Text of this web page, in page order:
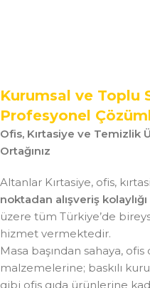
Kurumsal ve Toplu
Profesyonel
Ofis, Kırtasiye ve Temizlik
Ortağınız
Altanlar Kırtasiye, ofis,
noktadan alışveriş kolaylığı
üzere tüm Türkiye’de
hizmet vermektedir.
Masa başından sahaya,
malzemelerine; baskılı
gibi ofis gıda ürünlerine